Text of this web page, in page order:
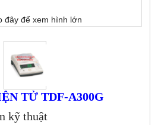
đây để xem hình lớn
TỬ TDF-A300G
kỹ thuật